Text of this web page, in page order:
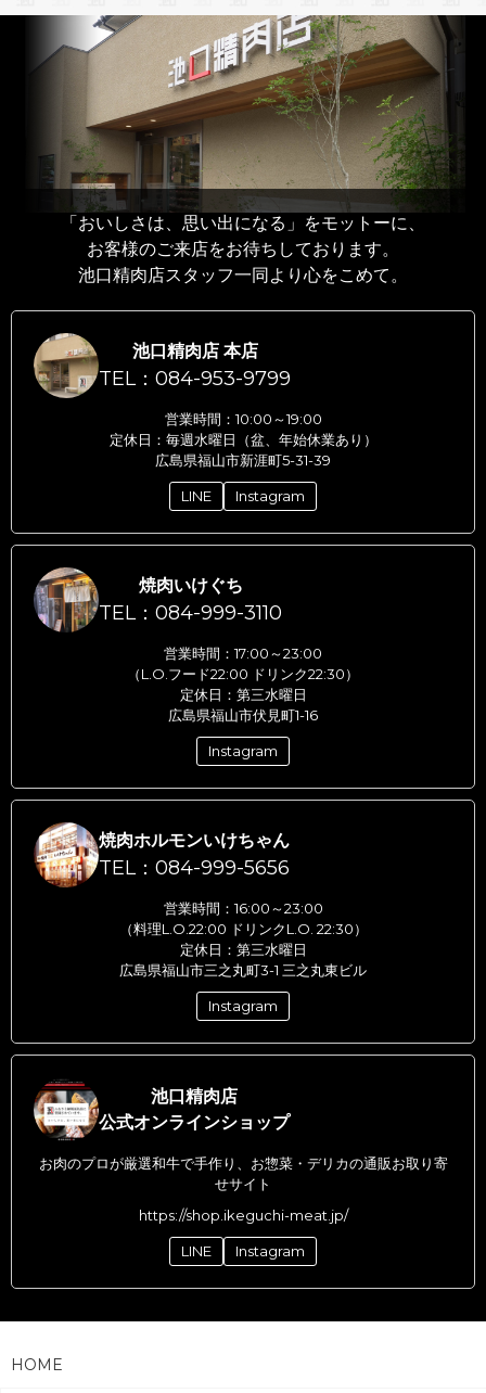
「おいしさは、思い出になる」をモットーに、
お客様のご来店をお待ちしております。
池口精肉店スタッフ一同より心をこめて。
池口精肉店 本店
TEL：084-953-9799
営業時間：10:00～19:00
定休日：毎週水曜日（盆、年始休業あり）
広島県福山市新涯町5-31-39
LINE Instagram
焼肉いけぐち
TEL：084-999-3110
営業時間：17:00～23:00
（L.O.フード22:00 ドリンク22:30）
定休日：第三水曜日
広島県福山市伏見町1-16
Instagram
焼肉ホルモンいけちゃん
TEL：084-999-5656
営業時間：16:00～23:00
（料理L.O.22:00 ドリンクL.O. 22:30）
定休日：第三水曜日
広島県福山市三之丸町3-1 三之丸東ビル
Instagram
池口精肉店
公式オンラインショップ
お肉のプロが厳選和牛で手作り、お惣菜・デリカの通販お取り寄
せサイト
https://shop.ikeguchi-meat.jp/
LINE Instagram
HOME